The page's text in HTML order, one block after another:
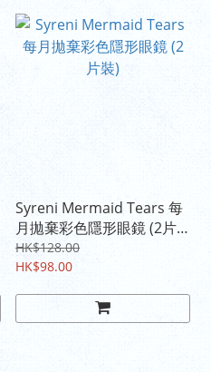
Syreni Mermaid Tears 每
月拋棄彩色隱形眼鏡 (2片
裝)
HK$128.00
HK$98.00